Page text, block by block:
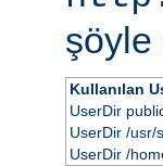
şöyle
Kullanılan
UserDir
UserDir /usr/
UserDir /